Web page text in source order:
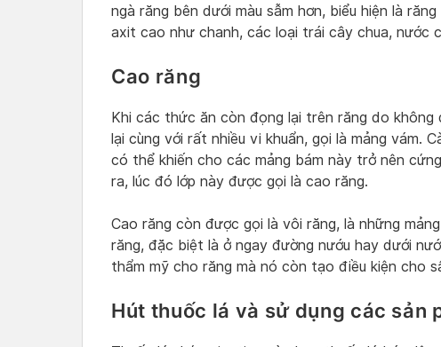
ngà răng bên dưới màu sẫm hơn, biểu hiện là
axit cao như chanh, các loại trái cây chua, nước
Cao răng
Khi các thức ăn còn đọng lại trên răng do
lại cùng với rất nhiều vi khuẩn, gọi là mảng vám.
có thể khiến cho các mảng bám này trở nên
ra, lúc đó lớp này được gọi là cao răng.
Cao răng còn được gọi là vôi răng, là những
răng, đặc biệt là ở ngay đường nướu hay dưới
thẩm mỹ cho răng mà nó còn tạo điều kiện cho
Hút thuốc lá và sử dụng các sản